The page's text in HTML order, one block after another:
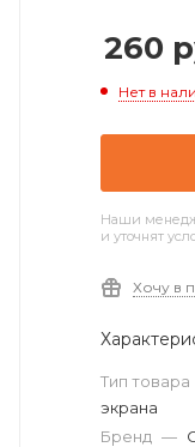
260
Нет в
Наши
и уточнят
Хочу в
Тип товара
экрана
Бренд —